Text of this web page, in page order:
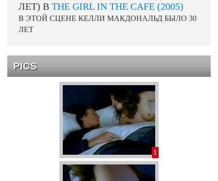
ЛЕТ) В THE GIRL IN THE CAFE (2005)
В ЭТОЙ СЦЕНЕ КЕЛЛИ МАКДОНАЛЬД БЫЛО 30
ЛЕТ
PICS
1